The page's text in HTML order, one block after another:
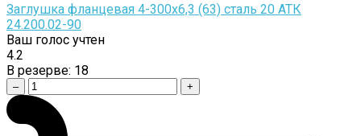
Заглушка фланцевая 4-300х6,3 (63) сталь 20 АТК
24.200.02-90
Ваш голос учтен
4.2
В резерве: 18
– +